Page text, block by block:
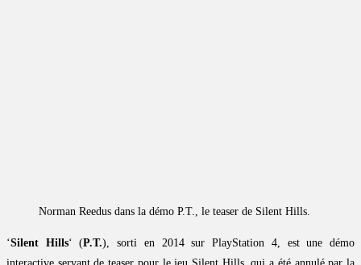
Norman Reedus dans la démo P.T., le teaser de Silent Hills.
‘Silent Hills‘ (P.T.), sorti en 2014 sur PlayStation 4, est une démo
interactive servant de teaser pour le jeu Silent Hills, qui a été annulé par la